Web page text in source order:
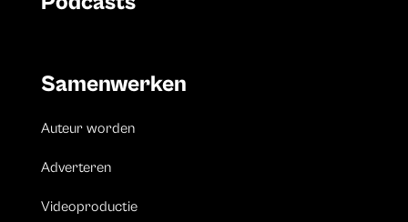
Samenwerken
Auteur worden
Adverteren
Videoproductie